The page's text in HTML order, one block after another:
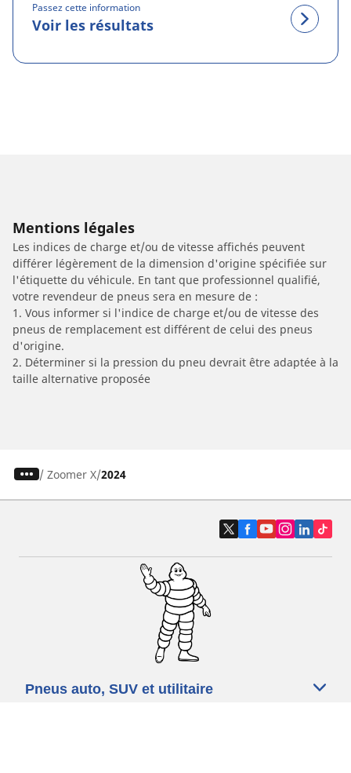
Passez cette information
Voir les résultats
Mentions légales
Les indices de charge et/ou de vitesse affichés peuvent
différer légèrement de la dimension d'origine spécifiée sur
l'étiquette du véhicule. En tant que professionnel qualifié,
votre revendeur de pneus sera en mesure de :
1. Vous informer si l'indice de charge et/ou de vitesse des
pneus de remplacement est différent de celui des pneus
d'origine.
2. Déterminer si la pression du pneu devrait être adaptée à la
taille alternative proposée
/ Zoomer X 2024
Pneus auto, SUV et utilitaire